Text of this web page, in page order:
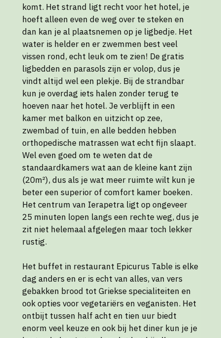
komt. Het strand ligt recht voor het hotel, je
hoeft alleen even de weg over te steken en
dan kan je al plaatsnemen op je ligbedje. Het
water is helder en er zwemmen best veel
vissen rond, echt leuk om te zien! De gratis
ligbedden en parasols zijn er volop, dus je
vindt altijd wel een plekje. Bij de strandbar
kun je overdag iets halen zonder terug te
hoeven naar het hotel. Je verblijft in een
kamer met balkon en uitzicht op zee,
zwembad of tuin, en alle bedden hebben
orthopedische matrassen wat echt fijn slaapt.
Wel even goed om te weten dat de
standaardkamers wat aan de kleine kant zijn
(20m²), dus als je wat meer ruimte wilt kun je
beter een superior of comfort kamer boeken.
Het centrum van Ierapetra ligt op ongeveer
25 minuten lopen langs een rechte weg, dus je
zit niet helemaal afgelegen maar toch lekker
rustig.
Het buffet in restaurant Epicurus Table is elke
dag anders en er is echt van alles, van vers
gebakken brood tot Griekse specialiteiten en
ook opties voor vegetariërs en veganisten. Het
ontbijt tussen half acht en tien uur biedt
enorm veel keuze en ook bij het diner kun je je